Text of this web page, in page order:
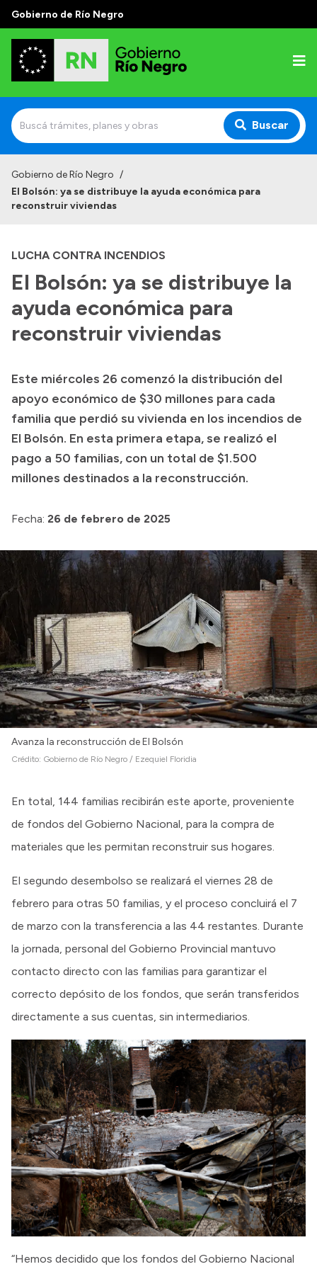
Gobierno de Río Negro
Buscar
Autoridades
Autoridades y Organismos
Discursos en la Legislatura
Casa de Gobierno
Acerca de Río Negro
Geografía
Invertí en Río Negro
Transparencia
Compras y licitaciones
Consulta de expedientes
Consulta de pago a proveedores
Convocatorias
Intranet
Login
Gobierno de Río Negro /
El Bolsón: ya se distribuye la ayuda económica para
reconstruir viviendas
LUCHA CONTRA INCENDIOS
El Bolsón: ya se distribuye la
ayuda económica para
reconstruir viviendas
Este miércoles 26 comenzó la distribución del
apoyo económico de $30 millones para cada
familia que perdió su vivienda en los incendios de
El Bolsón. En esta primera etapa, se realizó el
pago a 50 familias, con un total de $1.500
millones destinados a la reconstrucción.
Fecha: 26 de febrero de 2025
Avanza la reconstrucción de El Bolsón
Crédito: Gobierno de Río Negro / Ezequiel Floridia
En total, 144 familias recibirán este aporte, proveniente
de fondos del Gobierno Nacional, para la compra de
materiales que les permitan reconstruir sus hogares.
El segundo desembolso se realizará el viernes 28 de
febrero para otras 50 familias, y el proceso concluirá el 7
de marzo con la transferencia a las 44 restantes. Durante
la jornada, personal del Gobierno Provincial mantuvo
contacto directo con las familias para garantizar el
correcto depósito de los fondos, que serán transferidos
directamente a sus cuentas, sin intermediarios.
“Hemos decidido que los fondos del Gobierno Nacional